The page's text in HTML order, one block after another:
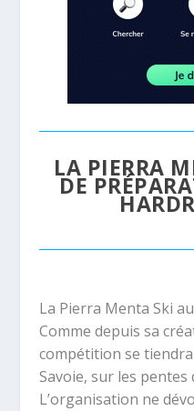
LA PIERRA
DE
La Pierra Menta Ski
Comme depuis sa
compétition se
Savoie, sur les
L’organisation ne